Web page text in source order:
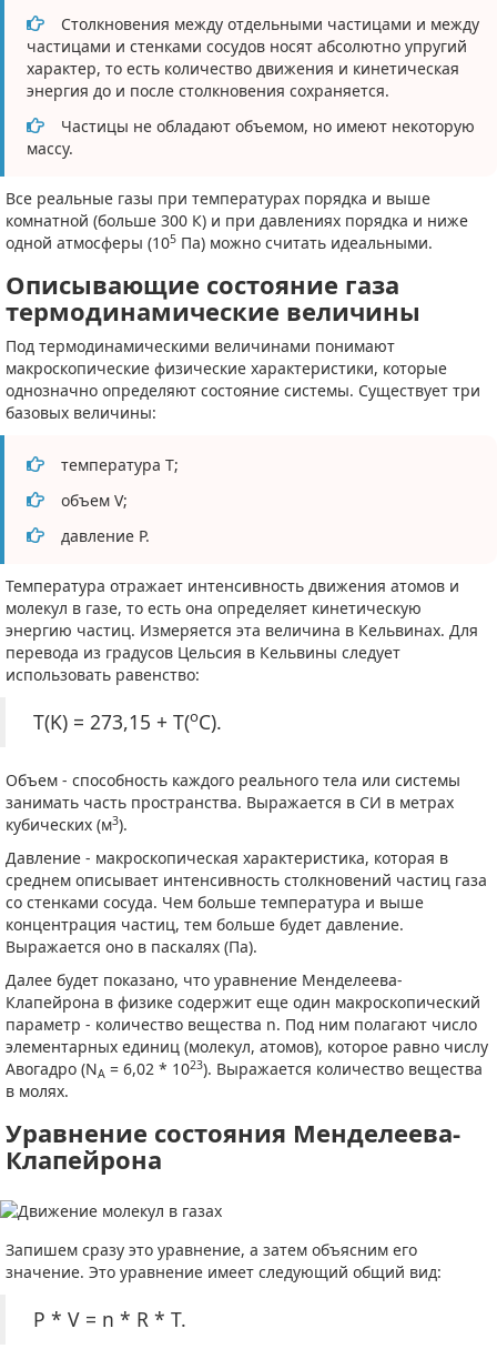
Столкновения между отдельными частицами и между
частицами и стенками сосудов носят абсолютно упругий
характер, то есть количество движения и кинетическая
энергия до и после столкновения сохраняется.
Частицы не обладают объемом, но имеют некоторую
массу.
Все реальные газы при температурах порядка и выше
комнатной (больше 300 К) и при давлениях порядка и ниже
одной атмосферы (105 Па) можно считать идеальными.
Описывающие состояние газа
термодинамические величины
Под термодинамическими величинами понимают
макроскопические физические характеристики, которые
однозначно определяют состояние системы. Существует три
базовых величины:
температура T;
объем V;
давление P.
Температура отражает интенсивность движения атомов и
молекул в газе, то есть она определяет кинетическую
энергию частиц. Измеряется эта величина в Кельвинах. Для
перевода из градусов Цельсия в Кельвины следует
использовать равенство:
T(K) = 273,15 + T(oC).
Объем - способность каждого реального тела или системы
занимать часть пространства. Выражается в СИ в метрах
кубических (м3).
Давление - макроскопическая характеристика, которая в
среднем описывает интенсивность столкновений частиц газа
со стенками сосуда. Чем больше температура и выше
концентрация частиц, тем больше будет давление.
Выражается оно в паскалях (Па).
Далее будет показано, что уравнение Менделеева-
Клапейрона в физике содержит еще один макроскопический
параметр - количество вещества n. Под ним полагают число
элементарных единиц (молекул, атомов), которое равно числу
Авогадро (NA = 6,02 * 1023). Выражается количество вещества
в молях.
Уравнение состояния Менделеева-
Клапейрона
Запишем сразу это уравнение, а затем объясним его
значение. Это уравнение имеет следующий общий вид:
P * V = n * R * T.